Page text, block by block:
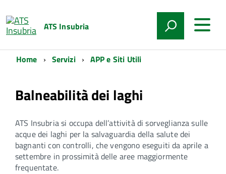
ATS Insubria
Home Servizi APP e Siti Utili
Balneabilità dei laghi
ATS Insubria si occupa dell’attività di sorveglianza sulle
acque dei laghi per la salvaguardia della salute dei
bagnanti con controlli, che vengono eseguiti da aprile a
settembre in prossimità delle aree maggiormente
frequentate.